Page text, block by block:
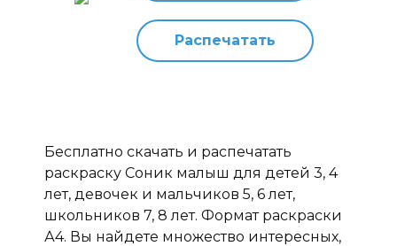
Распечатать
Бесплатно скачать и распечатать
раскраску Соник малыш для детей 3, 4
лет, девочек и мальчиков 5, 6 лет,
школьников 7, 8 лет. Формат раскраски
А4. Вы найдете множество интересных,